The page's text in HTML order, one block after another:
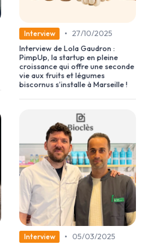
Interview • 27/10/2025
Interview de Lola Gaudron :
PimpUp, la startup en pleine
croissance qui offre une seconde
vie aux fruits et légumes
biscornus s’installe à Marseille !
Interview •
05/03/2025